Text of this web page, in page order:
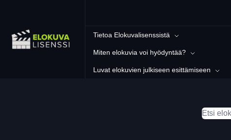
Tietoa Elokuvalisenssistä
Miten elokuvia voi hyödyntää?
Luvat elokuvien julkiseen esittämiseen